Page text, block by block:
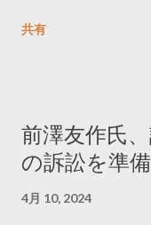
学しました。 ー バズ
トするのか？ https://
共有
前澤友作氏
の訴訟を準備
4月 10, 2024